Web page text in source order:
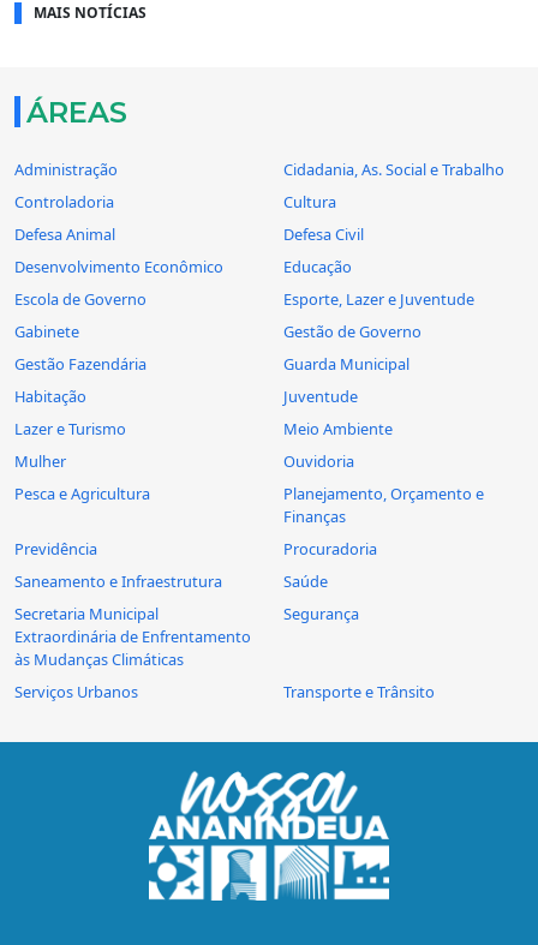
MAIS NOTÍCIAS
ÁREAS
Administração
Cidadania, As. Social e Trabalho
Controladoria
Cultura
Defesa Animal
Defesa Civil
Desenvolvimento Econômico
Educação
Escola de Governo
Esporte, Lazer e Juventude
Gabinete
Gestão de Governo
Gestão Fazendária
Guarda Municipal
Habitação
Juventude
Lazer e Turismo
Meio Ambiente
Mulher
Ouvidoria
Pesca e Agricultura
Planejamento, Orçamento e
Finanças
Previdência
Procuradoria
Saneamento e Infraestrutura
Saúde
Secretaria Municipal
Extraordinária de Enfrentamento
às Mudanças Climáticas
Segurança
Serviços Urbanos Transporte e Trânsito